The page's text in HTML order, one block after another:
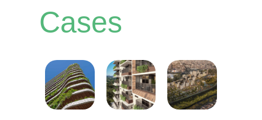
Cases